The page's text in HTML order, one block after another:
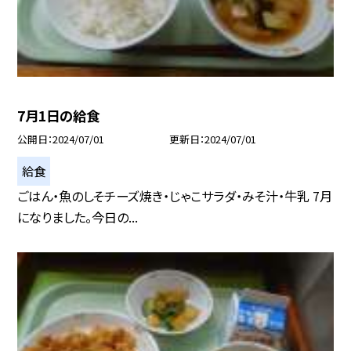
7月1日の給食
公開日 2024/07/01 更新日 2024/07/01
給食
ごはん・魚のしそチーズ焼き・じゃこサラダ・みそ汁・牛乳 7月
になりました。今日の...